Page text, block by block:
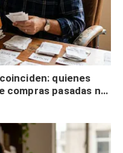
quienes
compras pasadas no
necesidad de